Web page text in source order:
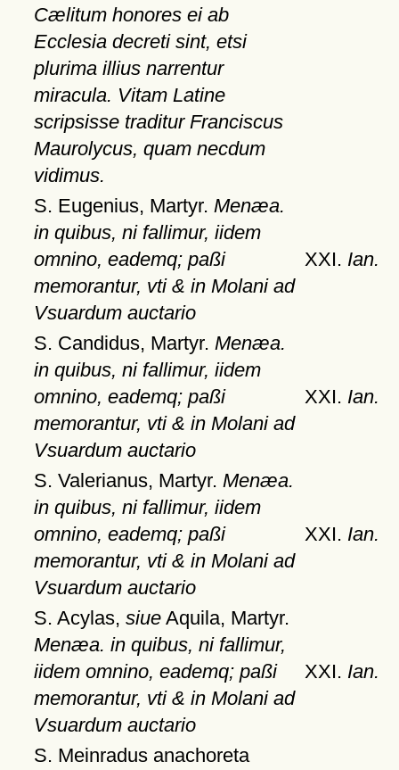
Cælitum honores ei ab
Ecclesia decreti sint, etsi
plurima illius narrentur
miracula. Vitam Latine
scripsisse traditur Franciscus
Maurolycus, quam necdum
vidimus.
S. Eugenius, Martyr. Menæa.
in quibus, ni fallimur, iidem
omnino, eademq; paßi
memorantur, vti & in Molani ad
Vsuardum auctario
XXI. Ian.
S. Candidus, Martyr. Menæa.
in quibus, ni fallimur, iidem
omnino, eademq; paßi
memorantur, vti & in Molani ad
Vsuardum auctario
XXI. Ian.
S. Valerianus, Martyr. Menæa.
in quibus, ni fallimur, iidem
omnino, eademq; paßi
memorantur, vti & in Molani ad
Vsuardum auctario
XXI. Ian.
S. Acylas, siueAquila, Martyr.
Menæa. in quibus, ni fallimur,
iidem omnino, eademq; paßi
memorantur, vti & in Molani ad
Vsuardum auctario
XXI. Ian.
S. Meinradus anachoreta